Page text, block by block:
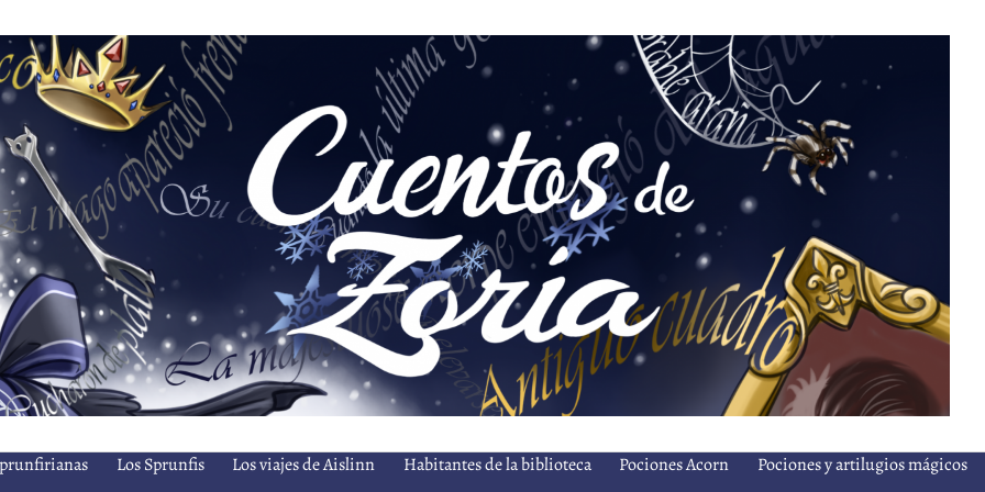
Los Sprunfis Los viajes de Aislinn Habitantes de la biblioteca Pociones Acorn
Pociones y artilugios mágicos